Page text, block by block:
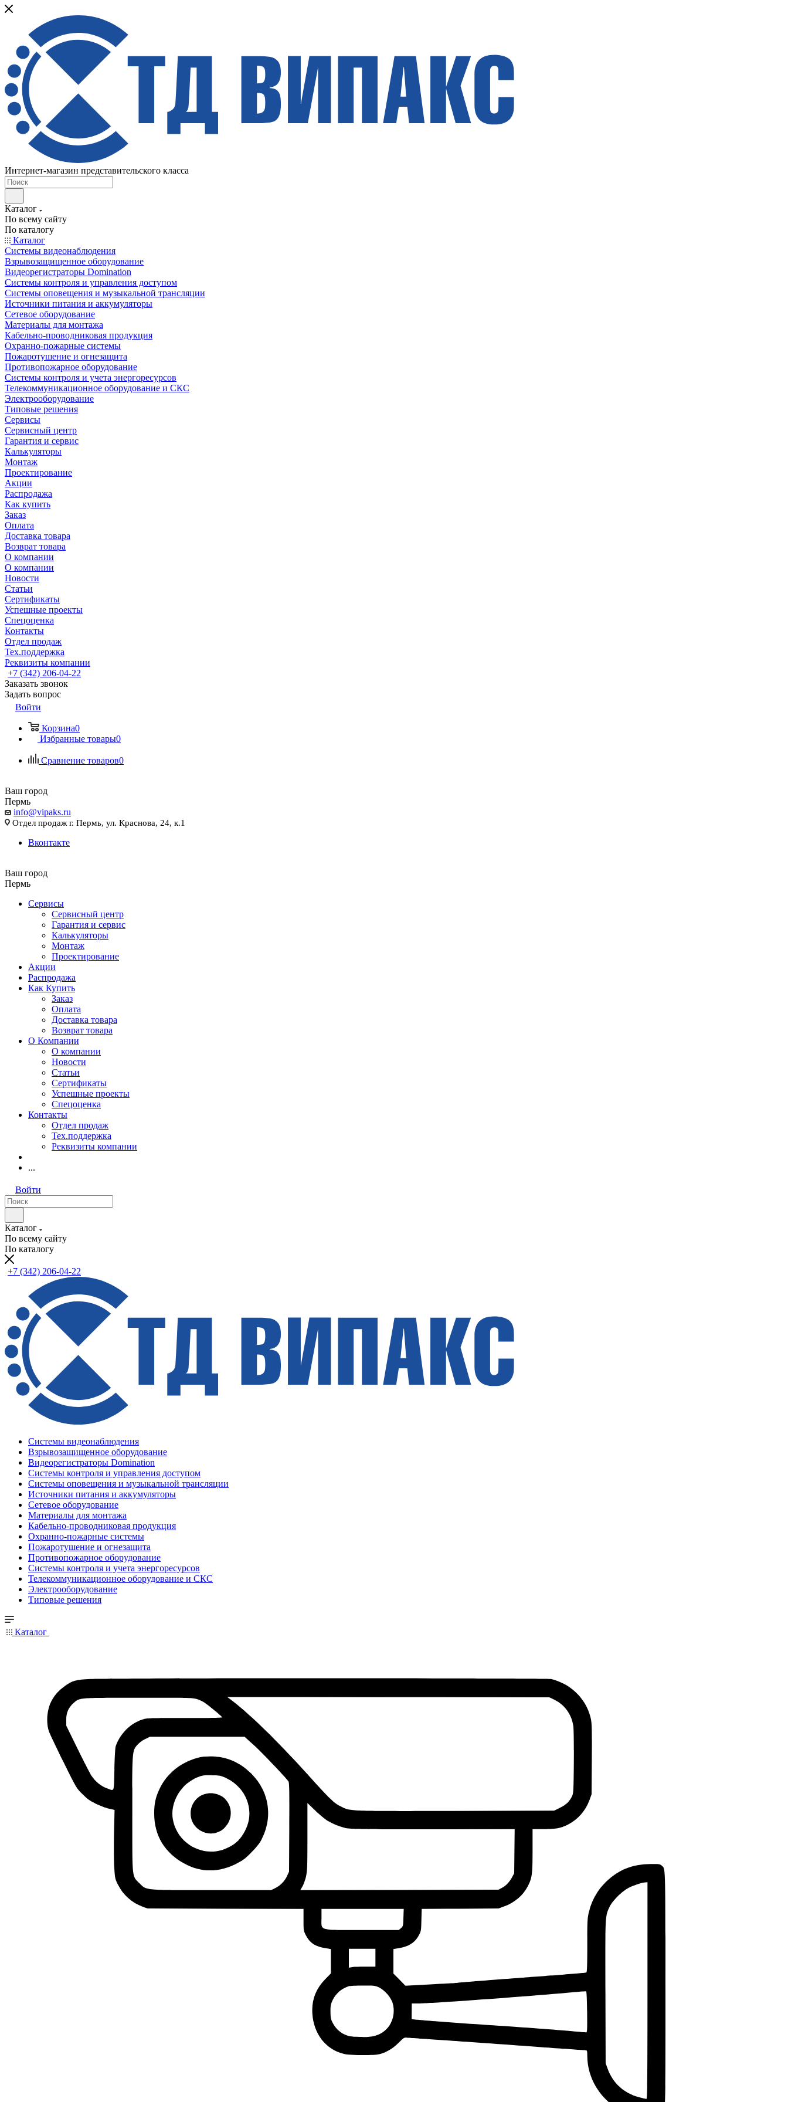
Интернет-магазин представительского класса
Каталог
По всему сайту
По каталогу
Каталог
Системы видеонаблюдения
Взрывозащищенное оборудование
Видеорегистраторы Domination
Системы контроля и управления доступом
Системы оповещения и музыкальной трансляции
Источники питания и аккумуляторы
Сетевое оборудование
Материалы для монтажа
Кабельно-проводниковая продукция
Охранно-пожарные системы
Пожаротушение и огнезащита
Противопожарное оборудование
Системы контроля и учета энергоресурсов
Телекоммуникационное оборудование и СКС
Электрооборудование
Типовые решения
Сервисы
Сервисный центр
Гарантия и сервис
Калькуляторы
Монтаж
Проектирование
Акции
Распродажа
Как купить
Заказ
Оплата
Доставка товара
Возврат товара
О компании
О компании
Новости
Статьи
Сертификаты
Успешные проекты
Спецоценка
Контакты
Отдел продаж
Тех.поддержка
Реквизиты компании
+7 (342) 206-04-22
Заказать звонок
Задать вопрос
Войти
Корзина0
Избранные товары0
Сравнение товаров0
Ваш город
Пермь
info@vipaks.ru
Отдел продаж г. Пермь, ул. Краснова, 24, к.1
Вконтакте
Ваш город
Пермь
Сервисы
Сервисный центр
Гарантия и сервис
Калькуляторы
Монтаж
Проектирование
Акции
Распродажа
Как Купить
Заказ
Оплата
Доставка товара
Возврат товара
О Компании
О компании
Новости
Статьи
Сертификаты
Успешные проекты
Спецоценка
Контакты
Отдел продаж
Тех.поддержка
Реквизиты компании
...
Войти
Каталог
По всему сайту
По каталогу
+7 (342) 206-04-22
Системы видеонаблюдения
Взрывозащищенное оборудование
Видеорегистраторы Domination
Системы контроля и управления доступом
Системы оповещения и музыкальной трансляции
Источники питания и аккумуляторы
Сетевое оборудование
Материалы для монтажа
Кабельно-проводниковая продукция
Охранно-пожарные системы
Пожаротушение и огнезащита
Противопожарное оборудование
Системы контроля и учета энергоресурсов
Телекоммуникационное оборудование и СКС
Электрооборудование
Типовые решения
Каталог